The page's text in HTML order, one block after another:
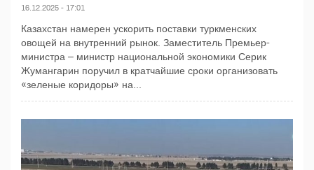
16.12.2025 - 17:01
Казахстан намерен ускорить поставки туркменских
овощей на внутренний рынок. Заместитель Премьер-
министра – министр национальной экономики Серик
Жумангарин поручил в кратчайшие сроки организовать
«зеленые коридоры» на...